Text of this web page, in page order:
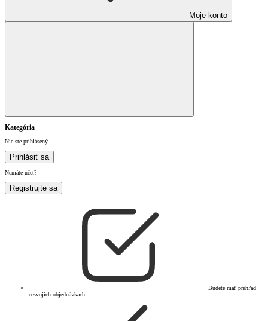
Moje konto
Kategória
Nie ste prihlásený
Prihlásiť sa
Nemáte účet?
Registrujte sa
Budete mať prehľad
o svojich objednávkach